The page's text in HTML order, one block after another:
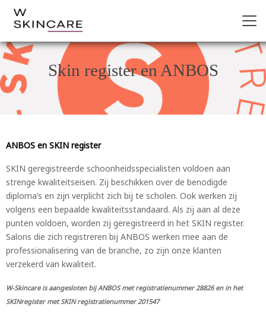
Skin register en ANBOS
ANBOS en SKIN register
SKIN geregistreerde schoonheidsspecialisten voldoen aan
strenge kwaliteitseisen. Zij beschikken over de benodigde
diploma’s en zijn verplicht zich bij te scholen. Ook werken zij
volgens een bepaalde kwaliteitsstandaard. Als zij aan al deze
punten voldoen, worden zij geregistreerd in het SKIN register.
Salons die zich registreren bij ANBOS werken mee aan de
professionalisering van de branche, zo zijn onze klanten
verzekerd van kwaliteit.
W-Skincare is aangesloten bij ANBOS met registratienummer 28826 en in het
SKINregister met SKIN registratienummer 201547